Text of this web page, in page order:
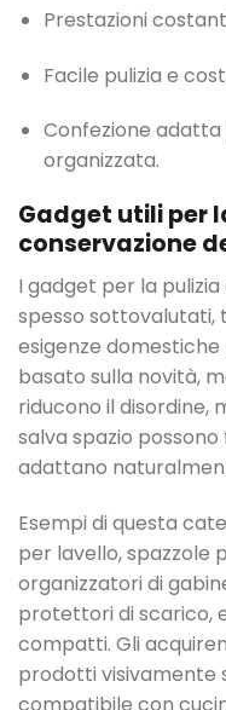
Prestazioni
Facile pulizia e
Confezione
organizzata.
Gadget utili per
conservazione
I gadget per la
spesso sottovalutati,
esigenze
basato sulla novità,
riducono il disordine,
salva spazio
adattano
Esempi di questa
per lavello, spazzole
organizzatori di
protettori di scarico,
compatti. Gli
prodotti visivamente
compatibile con